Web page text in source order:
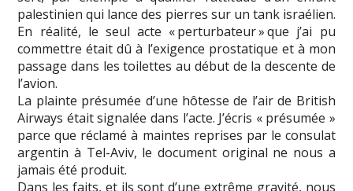
palestinien qui lance des pierres sur un tank israélien.
En réalité, le seul acte « perturbateur » que j’ai pu
commettre était dû à l’exigence prostatique et à mon
passage dans les toilettes au début de la descente de
l’avion.
La plainte présumée d’une hôtesse de l’air de British
Airways était signalée dans l’acte. J’écris « présumée »
parce que réclamé à maintes reprises par le consulat
argentin à Tel-Aviv, le document original ne nous a
jamais été produit.
Dans les faits, et ils sont d’une extrême gravité, nous